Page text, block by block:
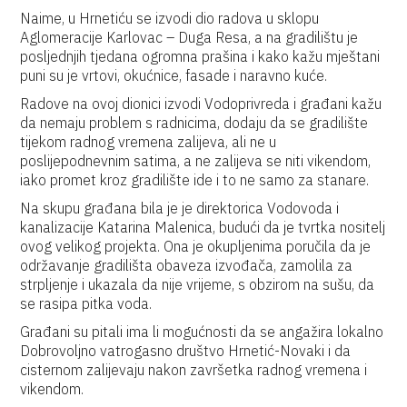
Naime, u Hrnetiću se izvodi dio radova u sklopu
Aglomeracije Karlovac – Duga Resa, a na gradilištu je
posljednjih tjedana ogromna prašina i kako kažu mještani
puni su je vrtovi, okućnice, fasade i naravno kuće.
Radove na ovoj dionici izvodi Vodoprivreda i građani kažu
da nemaju problem s radnicima, dodaju da se gradilište
tijekom radnog vremena zalijeva, ali ne u
poslijepodnevnim satima, a ne zalijeva se niti vikendom,
iako promet kroz gradilište ide i to ne samo za stanare.
Na skupu građana bila je je direktorica Vodovoda i
kanalizacije Katarina Malenica, budući da je tvrtka nositelj
ovog velikog projekta. Ona je okupljenima poručila da je
održavanje gradilišta obaveza izvođača, zamolila za
strpljenje i ukazala da nije vrijeme, s obzirom na sušu, da
se rasipa pitka voda.
Građani su pitali ima li mogućnosti da se angažira lokalno
Dobrovoljno vatrogasno društvo Hrnetić-Novaki i da
cisternom zalijevaju nakon završetka radnog vremena i
vikendom.